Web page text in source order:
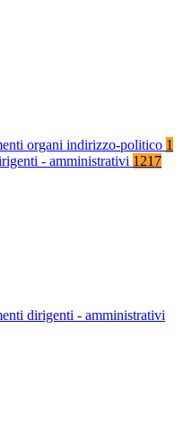
organi indirizzo-politico 1
- amministrativi 1217
dirigenti - amministrativi